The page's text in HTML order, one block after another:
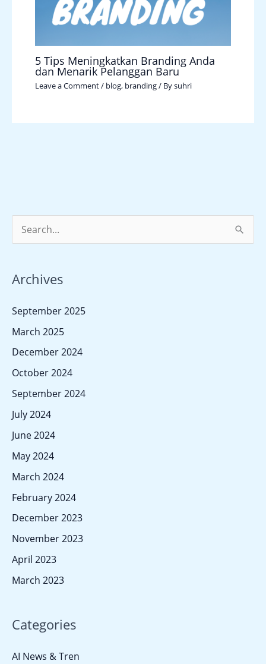
5 Tips Meningkatkan Branding Anda
dan Menarik Pelanggan Baru
Leave a Comment/ blog, branding/ Bysuhri
r
c
r
:
Archives
September 2025
March 2025
December 2024
October 2024
September 2024
July 2024
June 2024
May 2024
March 2024
February 2024
December 2023
November 2023
April 2023
March 2023
Categories
AI News & Tren